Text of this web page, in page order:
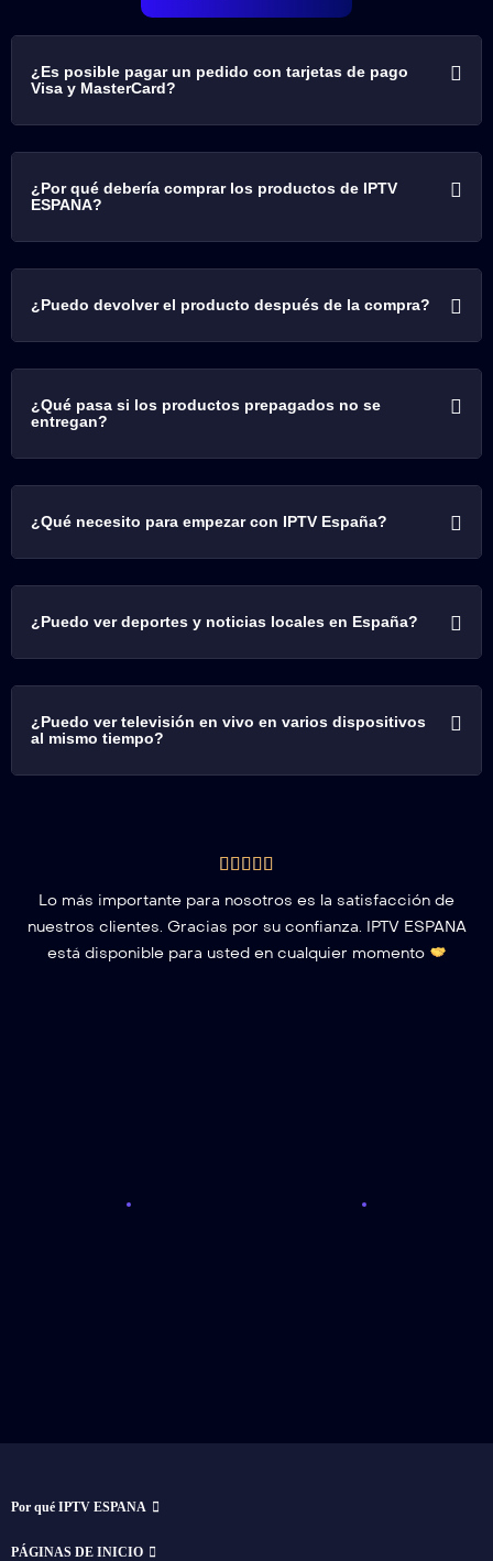
¿Es posible pagar un pedido con tarjetas de pago
Visa y MasterCard?
¿Por qué debería comprar los productos de IPTV
ESPANA?
¿Puedo devolver el producto después de la compra?
¿Qué pasa si los productos prepagados no se
entregan?
¿Qué necesito para empezar con IPTV España?
¿Puedo ver deportes y noticias locales en España?
¿Puedo ver televisión en vivo en varios dispositivos
al mismo tiempo?
Lo más importante para nosotros es la satisfacción de
nuestros clientes. Gracias por su confianza. IPTV ESPANA
está disponible para usted en cualquier momento
Por qué IPTV ESPANA
PÁGINAS DE INICIO